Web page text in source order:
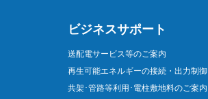
ビジネスサポート
送配電サービス等のご案内
再生可能エネルギーの接続・出力制御
共架･管路等利用･電柱敷地料のご案内